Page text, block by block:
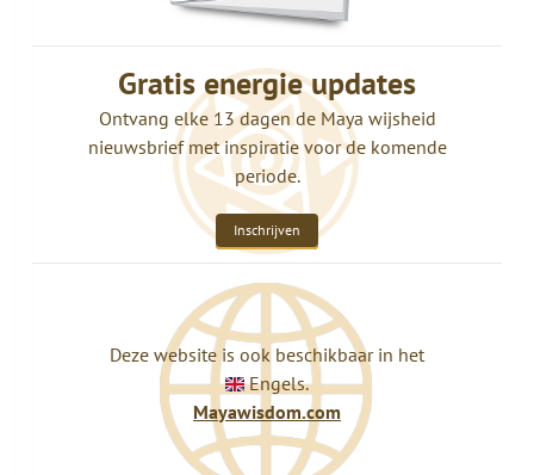
Gratis energie updates
Ontvang elke 13 dagen de Maya wijsheid
nieuwsbrief met inspiratie voor de komende
periode.
Inschrijven
Deze website is ook beschikbaar in het
Engels.
Mayawisdom.com